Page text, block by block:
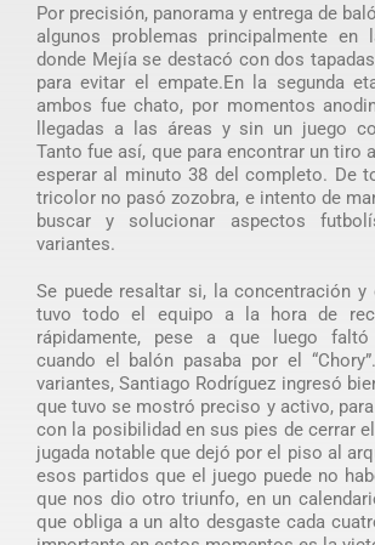
Por precisión, panorama y entrega de
algunos problemas principalmente en
donde Mejía se destacó con dos
para evitar el empate.En la segunda
ambos fue chato, por momentos
llegadas a las áreas y sin un juego
Tanto fue así, que para encontrar un tiro
esperar al minuto 38 del completo. De
tricolor no pasó zozobra, e intento de
buscar y solucionar aspectos
variantes.
Se puede resaltar si, la concentración
tuvo todo el equipo a la hora de
rápidamente, pese a que luego faltó
cuando el balón pasaba por el
variantes, Santiago Rodríguez ingresó
que tuvo se mostró preciso y activo,
con la posibilidad en sus pies de cerrar
jugada notable que dejó por el piso al
esos partidos que el juego puede no
que nos dio otro triunfo, en un
que obliga a un alto desgaste cada